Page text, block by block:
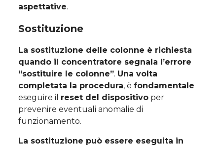
aspettative.
Sostituzione
La sostituzione delle colonne è richiesta
quando il concentratore segnala l’errore
“sostituire le colonne”. Una volta
completata la procedura, è fondamentale
eseguire il reset del dispositivo per
prevenire eventuali anomalie di
funzionamento.
La sostituzione può essere eseguita in